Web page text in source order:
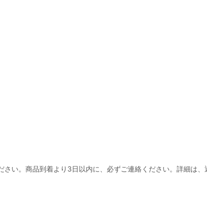
い。商品到着より3日以内に、必ずご連絡ください。詳細は、